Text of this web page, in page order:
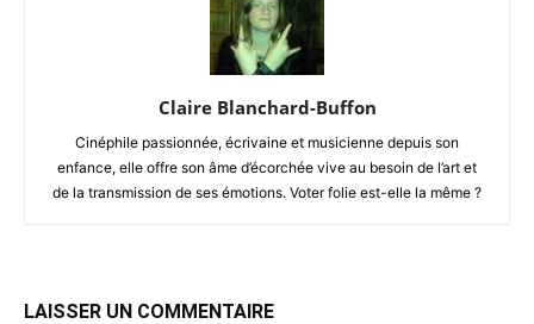
Claire Blanchard-Buffon
Cinéphile passionnée, écrivaine et musicienne depuis son
enfance, elle offre son âme d’écorchée vive au besoin de l’art et
de la transmission de ses émotions. Voter folie est-elle la même ?
LAISSER UN COMMENTAIRE